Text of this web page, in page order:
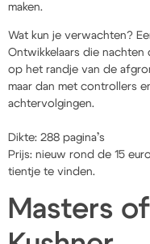
maken.
Wat kun je verwachten?
Ontwikkelaars die
op het randje van de
maar dan met controllers
achtervolgingen.
Dikte: 288 pagina’s
Prijs: nieuw rond de 15
tientje te vinden.
Masters